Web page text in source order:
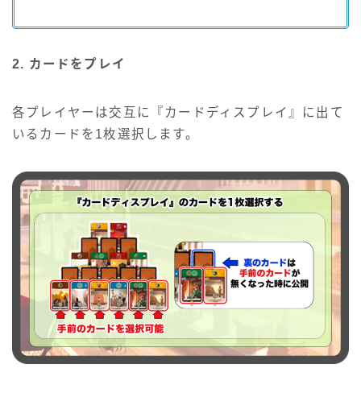
2. カードをプレイ
各プレイヤーは交互に『カードディスプレイ』に出て
いるカードを1枚選択します。